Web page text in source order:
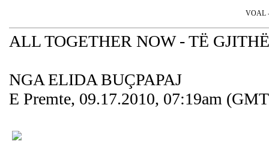
VOAL
ALL TOGETHER NOW - TË
NGA ELIDA BUÇPAPAJ
E Premte, 09.17.2010, 07:19am